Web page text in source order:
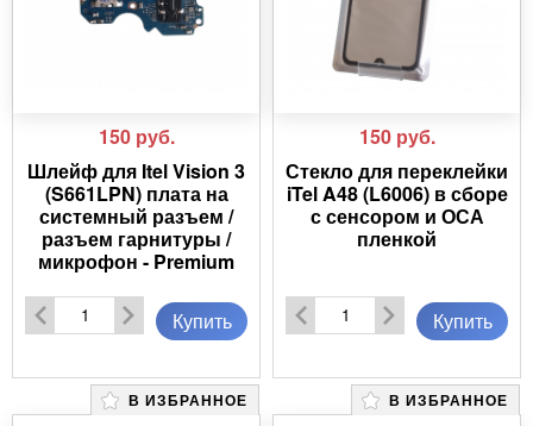
150 руб.
Шлейф для Itel Vision 3
(S661LPN) плата на
системный разъем /
разъем гарнитуры /
микрофон - Premium
Купить
150 руб.
Стекло для переклейки
iTel A48 (L6006) в сборе
с сенсором и ОСА
пленкой
Купить
В ИЗБРАННОЕ В ИЗБРАННОЕ